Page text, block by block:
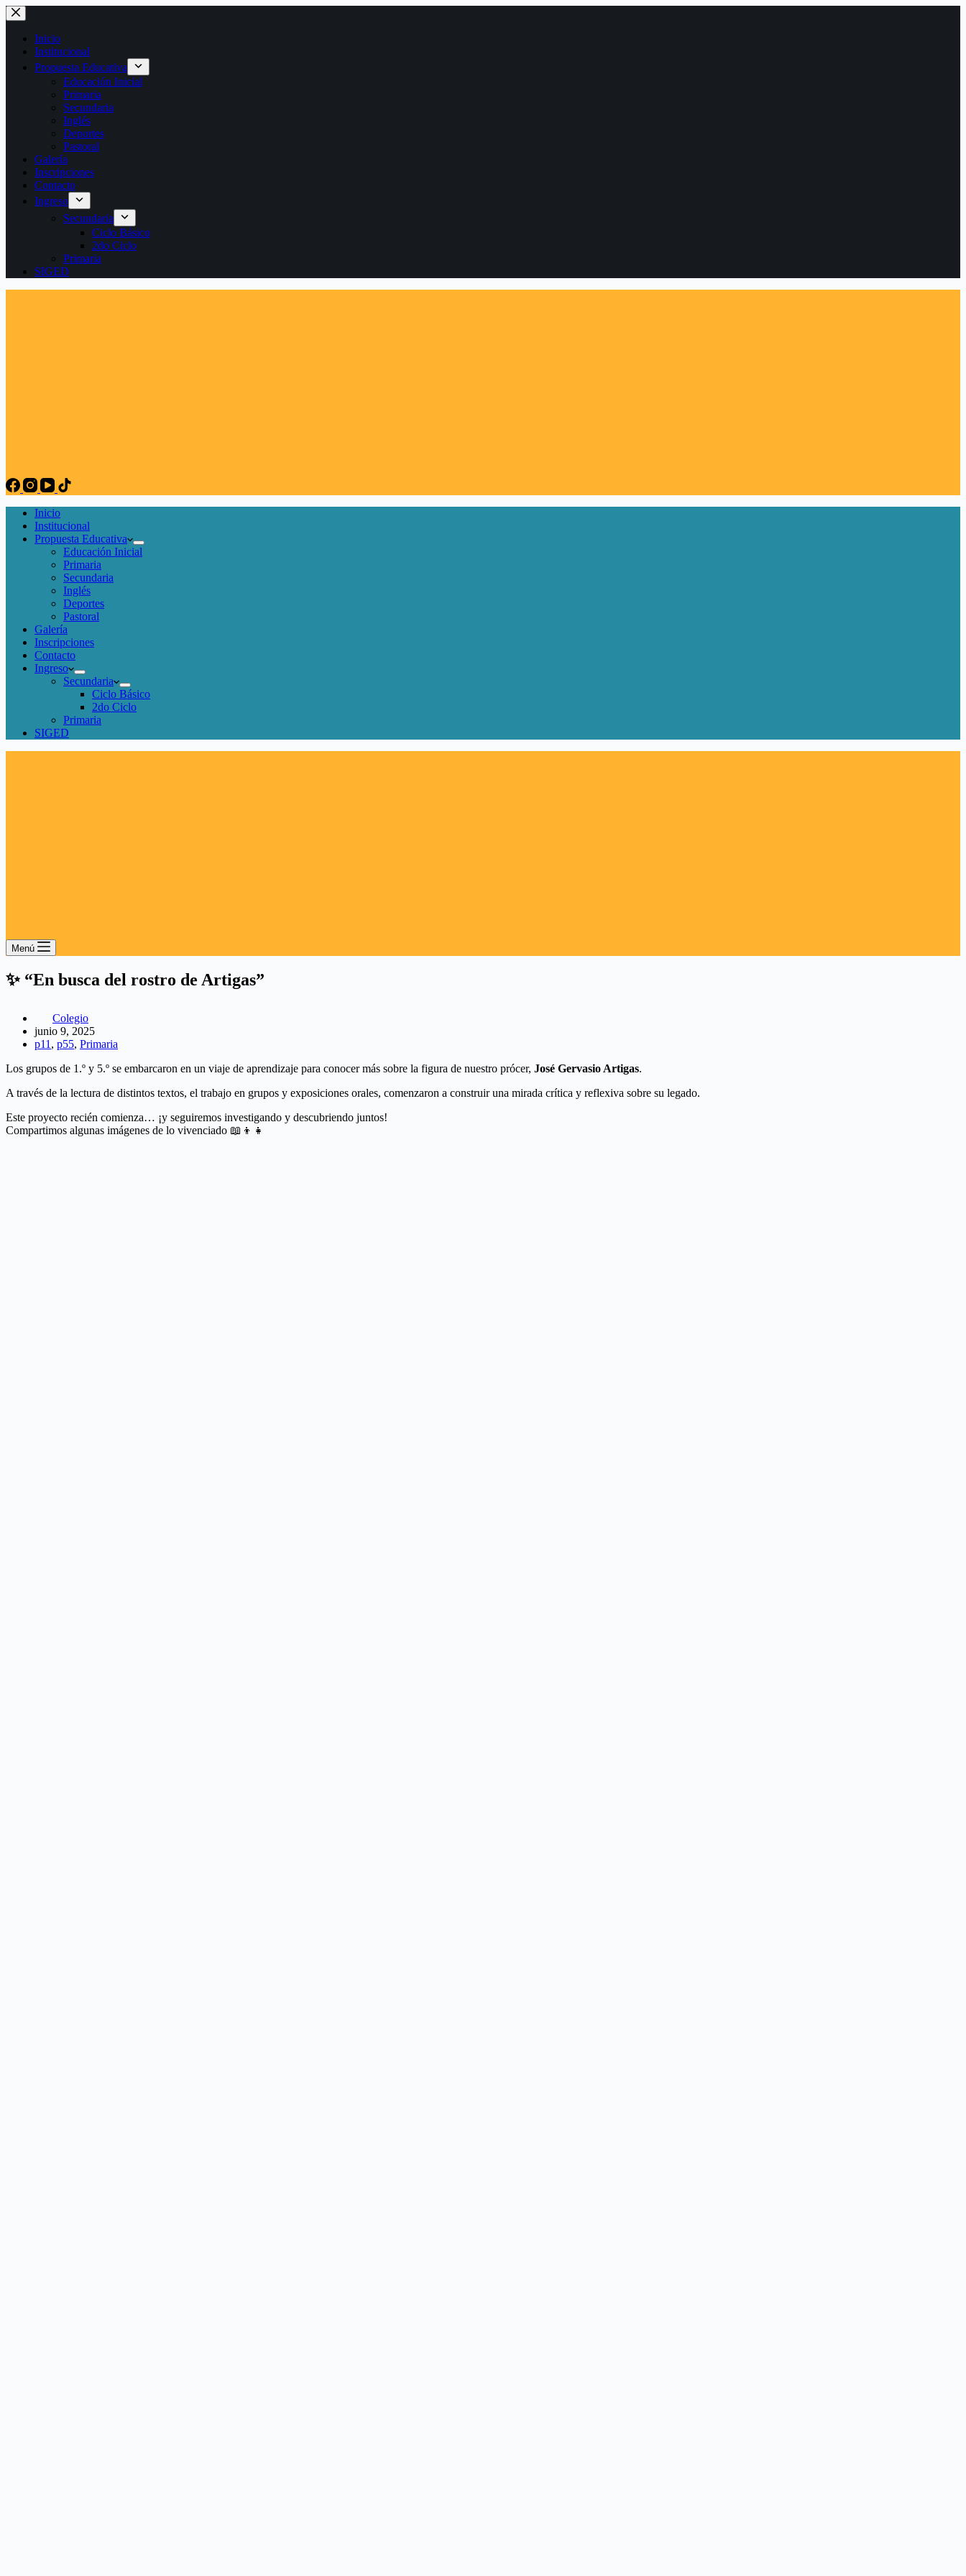
Saltar
al
contenido
Inicio
Institucional
Propuesta Educativa
Educación Inicial
Primaria
Secundaria
Inglés
Deportes
Pastoral
Galería
Inscripciones
Contacto
Ingreso
Secundaria
Ciclo Básico
2do Ciclo
Primaria
SIGED
Inicio
Institucional
Propuesta Educativa
Educación Inicial
Primaria
Secundaria
Inglés
Deportes
Pastoral
Galería
Inscripciones
Contacto
Ingreso
Secundaria
Ciclo Básico
2do Ciclo
Primaria
SIGED
Menú
✨ “En busca del rostro de Artigas”
Colegio
junio 9, 2025
p11 , p55, Primaria
Los grupos de 1.º y 5.º se embarcaron en un viaje de aprendizaje para conocer más sobre la figura de nuestro prócer, José Gervasio Artigas.
A través de la lectura de distintos textos, el trabajo en grupos y exposiciones orales, comenzaron a construir una mirada crítica y reflexiva sobre su legado.
Este proyecto recién comienza… ¡y seguiremos investigando y descubriendo juntos!
Compartimos algunas imágenes de lo vivenciado 📖👦👧